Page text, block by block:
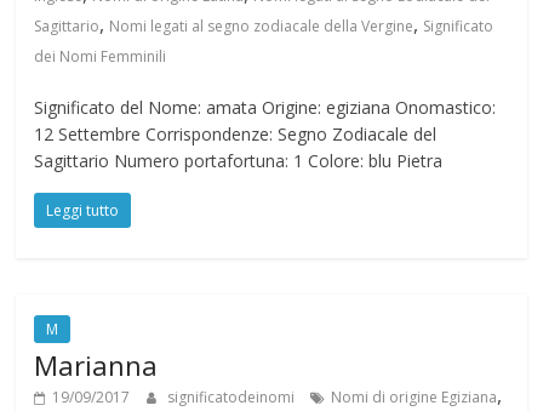
Sagittario, Nomi legati al segno zodiacale della Vergine, Significato
dei Nomi Femminili
Significato del Nome: amata Origine: egiziana Onomastico:
12 Settembre Corrispondenze: Segno Zodiacale del
Sagittario Numero portafortuna: 1 Colore: blu Pietra
Leggi tutto
M
Marianna
19/09/2017 significatodeinomi Nomi di origine Egiziana,